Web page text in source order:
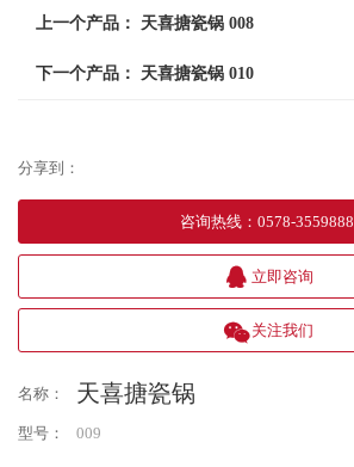
上一个产品： 天喜搪瓷锅 008
下一个产品： 天喜搪瓷锅 010
分享到：
咨询热线 ： 0578-3559888
立即咨询
关注我们
名称： 天喜搪瓷锅
型号： 009